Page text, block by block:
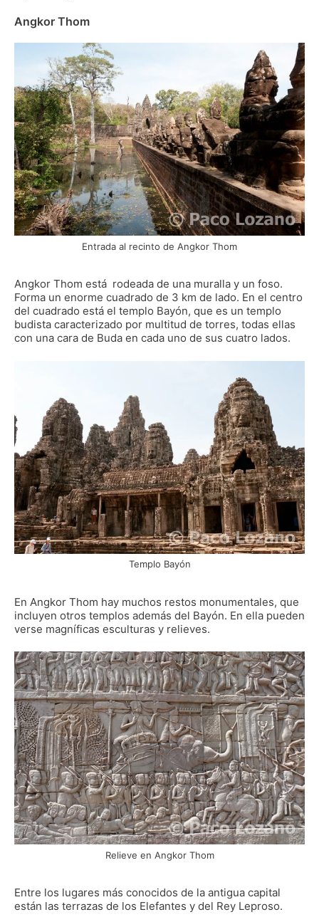
Angkor Thom
Entrada al recinto de Angkor Thom
Angkor Thom está rodeada de una muralla y un foso.
Forma un enorme cuadrado de 3 km de lado. En el centro
del cuadrado está el templo Bayón, que es un templo
budista caracterizado por multitud de torres, todas ellas
con una cara de Buda en cada uno de sus cuatro lados.
Templo Bayón
En Angkor Thom hay muchos restos monumentales, que
incluyen otros templos además del Bayón. En ella pueden
verse magníficas esculturas y relieves.
Relieve en Angkor Thom
Entre los lugares más conocidos de la antigua capital
están las terrazas de los Elefantes y del Rey Leproso.